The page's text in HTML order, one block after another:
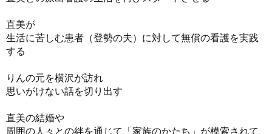
直美が
生活に苦しむ患者（登勢の夫）に対して無償の看護を実践
する
りんの元を横沢が訪れ
思いがけない話を切り出す
直美の結婚や
周囲の人々との絆を通じて「家族のかたち」が模索されて